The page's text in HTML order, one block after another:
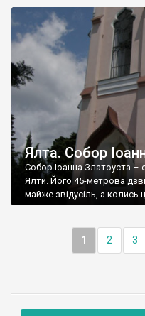
Ялта. Собор
Собор Іоанна Златоуста –
Ялти. Його 45-метрова
майже звідусіль, а колись
1 2 3